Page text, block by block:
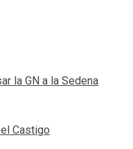
la GN a la Sedena
Castigo